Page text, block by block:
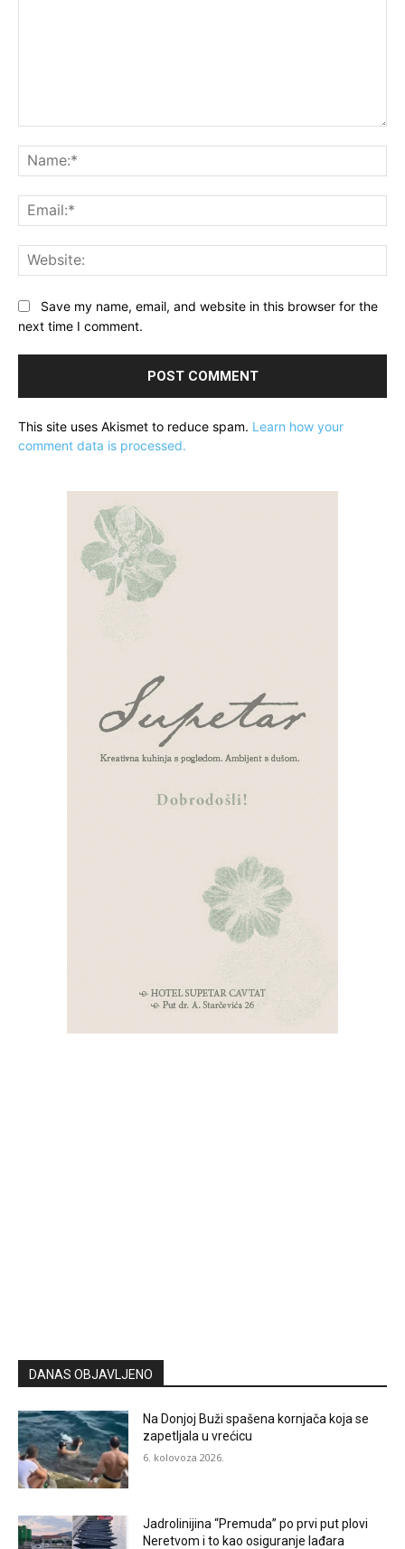
Save my name, email, and website in this browser for the
next time I comment.
This site uses Akismet to reduce spam. Learn how your
comment data is processed.
DANAS OBJAVLJENO
Na Donjoj Buži spašena kornjača koja se
zapetljala u vrećicu
6. kolovoza 2026.
Jadrolinijina “Premuda” po prvi put plovi
Neretvom i to kao osiguranje lađara